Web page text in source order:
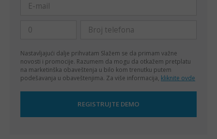
Nastavljajući dalje prihvatam Slažem se da primam važne
novosti i promocije. Razumem da mogu da otkažem pretplatu
na marketinška obaveštenja u bilo kom trenutku putem
podešavanja u obaveštenjima. Za više informacija, kliknite ovde